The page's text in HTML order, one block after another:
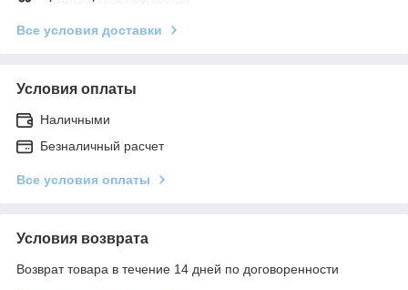
Все условия доставки
Условия оплаты
Наличными
Безналичный расчет
Все условия оплаты
Условия возврата
Возврат товара в течение 14 дней по договоренности